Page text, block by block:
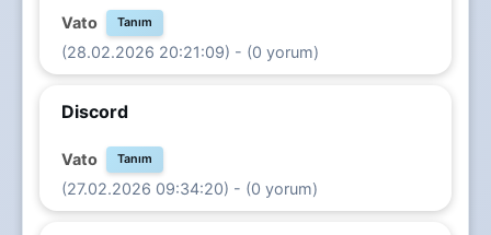
Vato Tanım
(28.02.2026 20:21:09) - (0 yorum)
Discord
Vato Tanım
(27.02.2026 09:34:20) - (0 yorum)